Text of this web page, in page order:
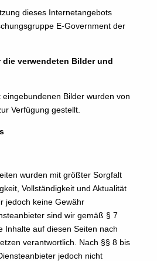
dieses Internetangebots
E-Government der
verwendeten Bilder und
Bilder wurden von
Verfügung gestellt.
wurden mit größter Sorgfalt
Vollständigkeit und Aktualität
jedoch keine Gewähr
sind wir gemäß § 7
Inhalte auf diesen Seiten nach
verantwortlich. Nach §§ 8 bis
jedoch nicht